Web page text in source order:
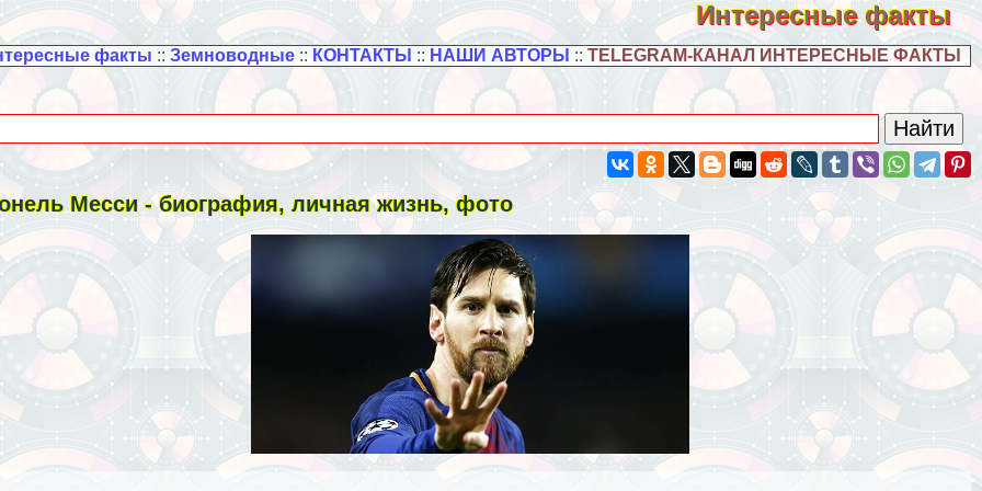
Интересные факты
факты :: Земноводные:: КОНТАКТЫ :: НАШИ АВТОРЫ :: TELEGRAM-КАНАЛ ИНТЕРЕСНЫЕ ФАКТЫ
Месси - биография, личная жизнь, фото